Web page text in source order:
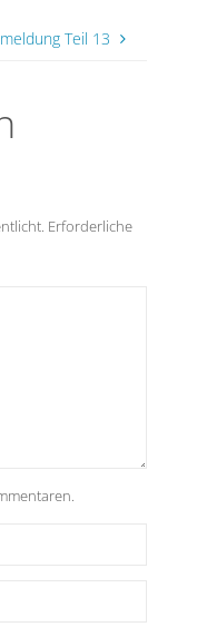
Teil 13
Erforderliche